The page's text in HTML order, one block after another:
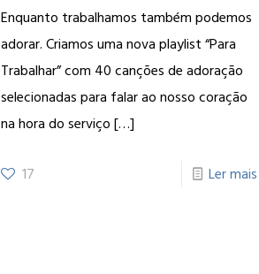
Enquanto trabalhamos também podemos
adorar. Criamos uma nova playlist “Para
Trabalhar” com 40 canções de adoração
selecionadas para falar ao nosso coração
na hora do serviço[…]
17 Ler mais